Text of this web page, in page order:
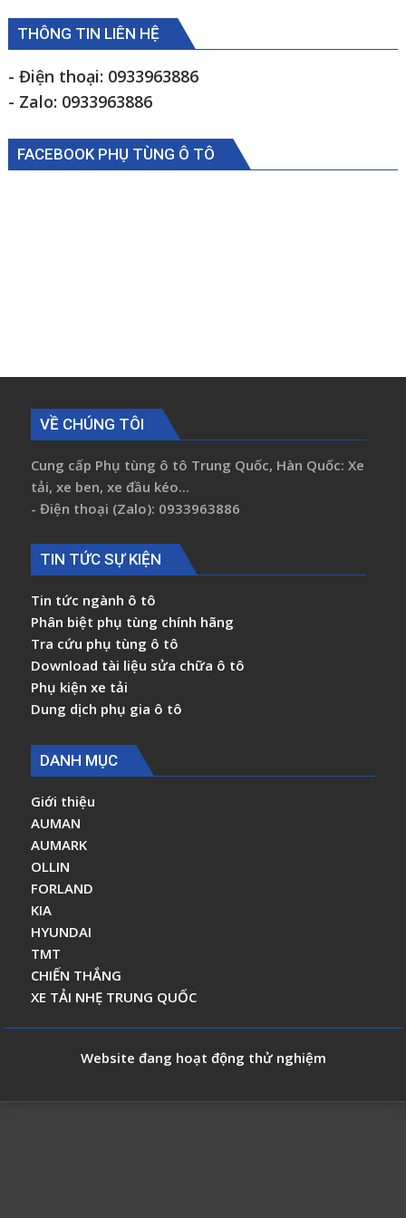
THÔNG TIN LIÊN HỆ
- Điện thoại: 0933963886
- Zalo: 0933963886
FACEBOOK PHỤ TÙNG Ô TÔ
VỀ CHÚNG TÔI
Cung cấp Phụ tùng ô tô Trung Quốc, Hàn Quốc: Xe
tải, xe ben, xe đầu kéo...
- Điện thoại (Zalo): 0933963886
TIN TỨC SỰ KIỆN
Tin tức ngành ô tô
Phân biệt phụ tùng chính hãng
Tra cứu phụ tùng ô tô
Download tài liệu sửa chữa ô tô
Phụ kiện xe tải
Dung dịch phụ gia ô tô
DANH MỤC
Giới thiệu
AUMAN
AUMARK
OLLIN
FORLAND
KIA
HYUNDAI
TMT
CHIẾN THẮNG
XE TẢI NHẸ TRUNG QUỐC
Website đang hoạt động thử nghiệm